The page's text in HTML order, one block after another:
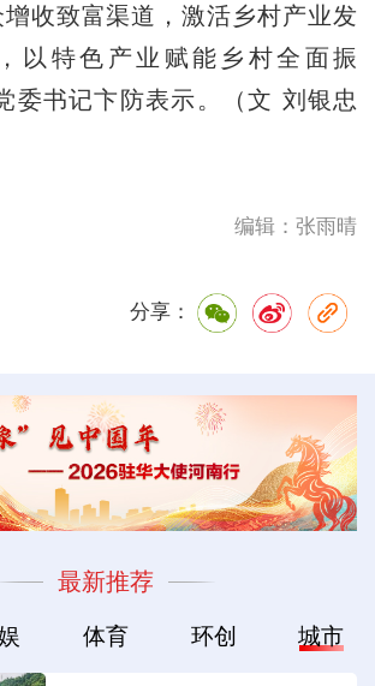
收致富渠道，激活乡村产业发
以特色产业赋能乡村全面振
委书记卞防表示。（文 刘银忠
编辑：张雨晴
分享：
最新推荐
体育 环创 城市